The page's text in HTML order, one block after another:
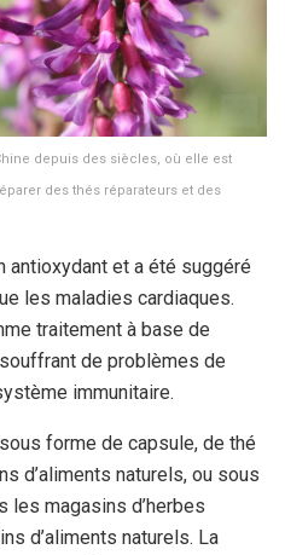
depuis des siècles, où elle est
des thés réparateurs et des
antioxydant et a été suggéré
les maladies cardiaques.
traitement à base de
de problèmes de
immunitaire.
forme de capsule, de thé
d’aliments naturels, ou sous
les magasins d’herbes
d’aliments naturels. La